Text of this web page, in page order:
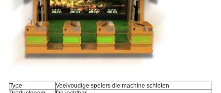
Type
Veelvoudige spelers die machine schieten